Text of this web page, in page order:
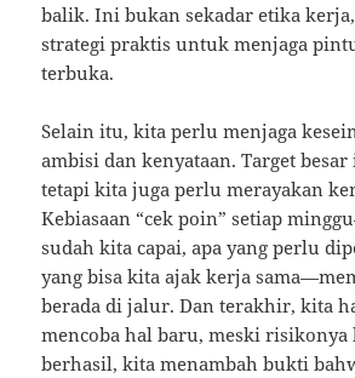
balik. Ini bukan sekadar etika
strategi praktis untuk menjaga
terbuka.
Selain itu, kita perlu menjaga
ambisi dan kenyataan. Target
tetapi kita juga perlu merayakan
Kebiasaan “cek poin” setiap
sudah kita capai, apa yang perlu
yang bisa kita ajak kerja
berada di jalur. Dan terakhir, kita
mencoba hal baru, meski
berhasil, kita menambah bukti